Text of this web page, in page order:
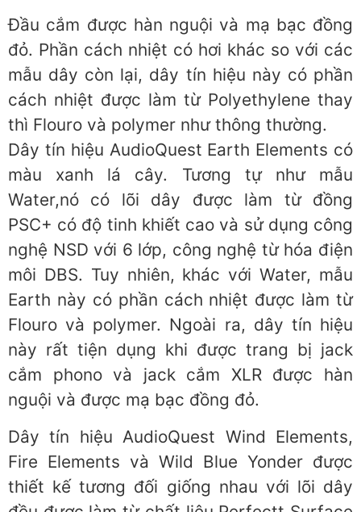
Đầu cắm được hàn nguội và mạ bạc đồng
đỏ. Phần cách nhiệt có hơi khác so với các
mẫu dây còn lại, dây tín hiệu này có phần
cách nhiệt được làm từ Polyethylene thay
thì Flouro và polymer như thông thường.
Dây tín hiệu AudioQuest Earth Elements có
màu xanh lá cây. Tương tự như mẫu
Water,nó có lõi dây được làm từ đồng
PSC+ có độ tinh khiết cao và sử dụng công
nghệ NSD với 6 lớp, công nghệ từ hóa điện
môi DBS. Tuy nhiên, khác với Water, mẫu
Earth này có phần cách nhiệt được làm từ
Flouro và polymer. Ngoài ra, dây tín hiệu
này rất tiện dụng khi được trang bị jack
cắm phono và jack cắm XLR được hàn
nguội và được mạ bạc đồng đỏ.
Dây tín hiệu AudioQuest Wind Elements,
Fire Elements và Wild Blue Yonder được
thiết kế tương đối giống nhau với lõi dây